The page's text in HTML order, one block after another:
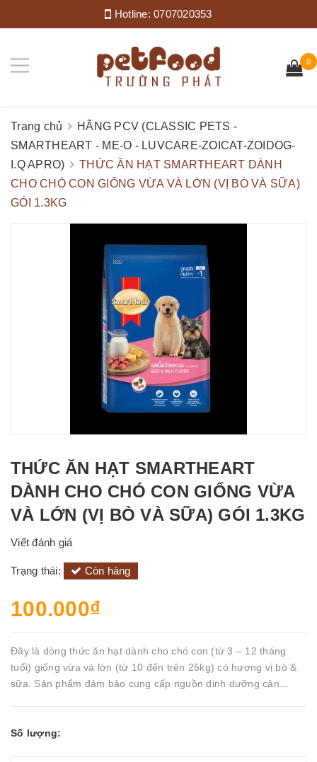
Hotline:0707020353
0
Trang chủ
HÃNG PCV (CLASSIC PETS -
SMARTHEART - ME-O - LUVCARE-ZOICAT-ZOIDOG-
I.Q APRO)
THỨC ĂN HẠT SMARTHEART DÀNH
CHO CHÓ CON GIỐNG VỪA VÀ LỚN (VỊ BÒ VÀ SỮA)
GÓI 1.3KG
THỨC ĂN HẠT SMARTHEART
DÀNH CHO CHÓ CON GIỐNG VỪA
VÀ LỚN (VỊ BÒ VÀ SỮA) GÓI 1.3KG
Viết đánh giá
Trạng thái: Còn hàng
100.000₫
Đây là dòng thức ăn hạt dành cho chó con (từ 3 – 12 tháng
tuổi) giống vừa và lớn (từ 10 đến trên 25kg) có hương vị bò &
sữa. Sản phẩm đảm bảo cung cấp nguồn dinh dưỡng cân...
Số lượng: